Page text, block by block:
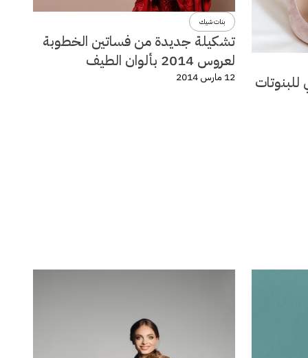
بنات شيك
تشكيلة جديدة من فساتين الخطوبة
لعروس 2014 بألوان الطيف
12 مارس 2014